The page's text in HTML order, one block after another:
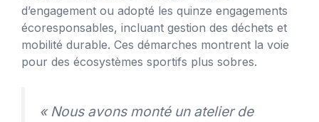
d’engagement ou adopté les quinze engagements
écoresponsables, incluant gestion des déchets et
mobilité durable. Ces démarches montrent la voie
pour des écosystèmes sportifs plus sobres.
« Nous avons monté un atelier de